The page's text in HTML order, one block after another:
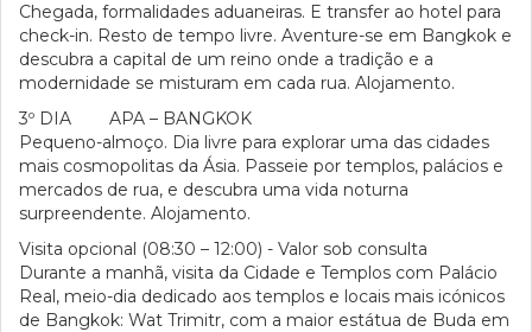
Chegada, formalidades aduaneiras. E transfer ao hotel para
check-in. Resto de tempo livre. Aventure-se em Bangkok e
descubra a capital de um reino onde a tradição e a
modernidade se misturam em cada rua. Alojamento.
3º DIA APA – BANGKOK
Pequeno-almoço. Dia livre para explorar uma das cidades
mais cosmopolitas da Ásia. Passeie por templos, palácios e
mercados de rua, e descubra uma vida noturna
surpreendente. Alojamento.
Visita opcional (08:30 – 12:00) - Valor sob consulta
Durante a manhã, visita da Cidade e Templos com Palácio
Real, meio-dia dedicado aos templos e locais mais icónicos
de Bangkok: Wat Trimitr, com a maior estátua de Buda em